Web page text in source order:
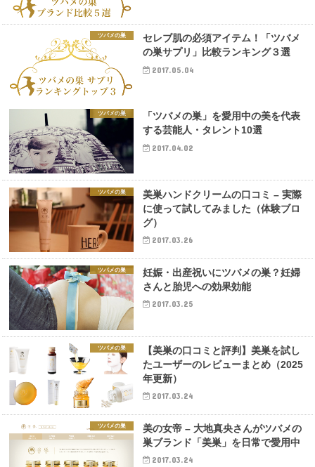
ツバメの巣
セレブ肌の必須アイテム！「ツバメ
の巣サプリ」比較ランキング３選
2017.05.04
ツバメの巣
「ツバメの巣」を愛用中の美を代表
する芸能人・タレント10選
2017.04.02
ツバメの巣
美巣ハンドクリームの口コミ – 実際
に使って試してみました（体験ブロ
グ）
2017.03.26
ツバメの巣
妊娠・出産祝いにツバメの巣？妊婦
さんと胎児への効果効能
2017.03.25
ツバメの巣
【美巣の口コミと評判】美巣を試し
たユーザーのレビューまとめ（2025
年更新）
2017.03.24
ツバメの巣
美の女帝 – 大地真央さんがツバメの
巣ブランド「美巣」を日常で愛用中
2017.03.24